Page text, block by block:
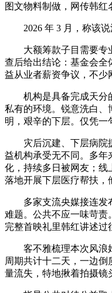
图文物料制做，网传韩红
2026 年 3 月，称该说
大额筹款子目需要专业
查后给出结论：基金会全
益从业者薪资争议，不少
机构是具备完成天分的
私有的环境。锐意洗白、
明，艰辛的下层。仅凭一
灾后沉建、下层病院援
益机构承受无不同。多年
化，持续多日被网友；线
落地开展下层医疗帮扶，
多家支流央媒接连发布
难题。公共不应一味苛责
完整首映礼里韩红讲述
客不雅梳理本次风浪始
周期共计十二天，一边
量流失，特地揪着拍摄镜